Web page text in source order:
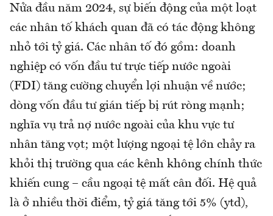
Nửa đầu năm 2024, sự biến động của một loạt
các nhân tố khách quan đã có tác động không
nhỏ tới tỷ giá. Các nhân tố đó gồm: doanh
nghiệp có vốn đầu tư trực tiếp nước ngoài
(FDI) tăng cường chuyển lợi nhuận về nước;
dòng vốn đầu tư gián tiếp bị rút ròng mạnh;
nghĩa vụ trả nợ nước ngoài của khu vực tư
nhân tăng vọt; một lượng ngoại tệ lớn chảy ra
khỏi thị trường qua các kênh không chính thức
khiến cung – cầu ngoại tệ mất cân đối. Hệ quả
là ở nhiều thời điểm, tỷ giá tăng tới 5% (ytd),